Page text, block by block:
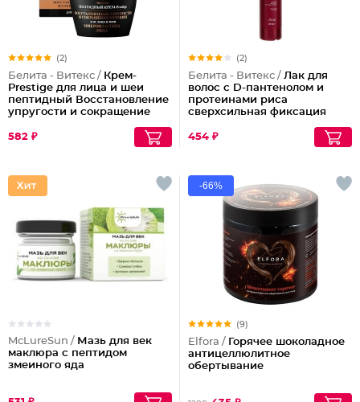
(2)
Белита - Витекс / Крем-
Prestige для лица и шеи
пептидный Восстановление
упругости и сокращение
582 ₽
(2)
Белита - Витекс / Лак для
волос с D-пантенолом и
протеинами риса
сверхсильная фиксация
454 ₽
McLureSun / Мазь для век
маклюра с пептидом
змеиного яда
-66%
(9)
Elfora / Горячее шоколадное
антицеллюлитное
обертывание